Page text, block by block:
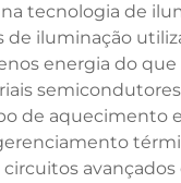
tecnologia de
de iluminação
energia do
de aquecimento